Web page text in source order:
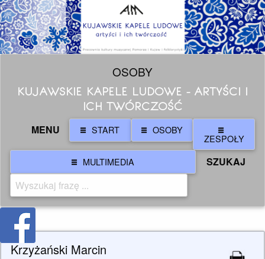
OSOBY
KUJAWSKIE KAPELE LUDOWE - ARTYŚCI I
ICH TWÓRCZOŚĆ
MENU START OSOBY
ZESPOŁY
MULTIMEDIA
SZUKAJ
Krzyżański Marcin